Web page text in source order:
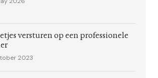
versturen op een professionele
2023